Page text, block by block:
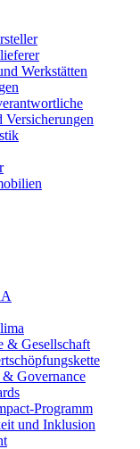
Werkstätten
Versicherungen
& Gesellschaft
Governance
Programm
und Inklusion​